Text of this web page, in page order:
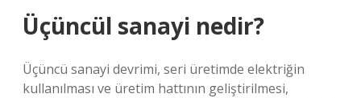
Üçüncül sanayi nedir?
Üçüncü sanayi devrimi, seri üretimde elektriğin
kullanılması ve üretim hattının geliştirilmesi,